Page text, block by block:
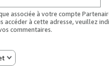
associée à votre compte
accéder à cette adresse, veuillez
commentaires.